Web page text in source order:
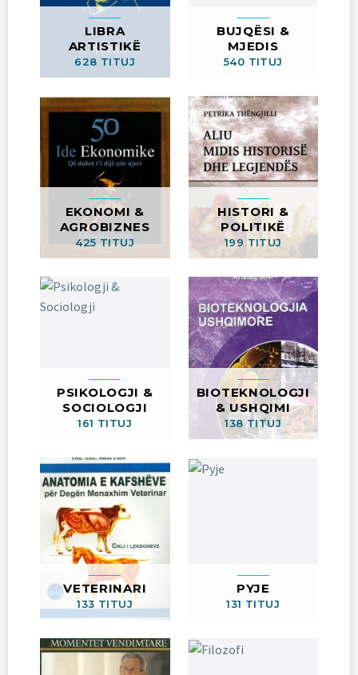
LIBRA
ARTISTIKË
628 TITUJ
BUJQËSI &
MJEDIS
540 TITUJ
EKONOMI &
AGROBIZNES
425 TITUJ
HISTORI &
POLITIKË
199 TITUJ
PSIKOLOGJI &
SOCIOLOGJI
161 TITUJ
BIOTEKNOLOGJI
& USHQIMI
138 TITUJ
VETERINARI
133 TITUJ
PYJE
131 TITUJ